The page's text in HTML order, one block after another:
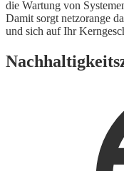
die Wartung von
Damit sorgt netzorange
und sich auf Ihr